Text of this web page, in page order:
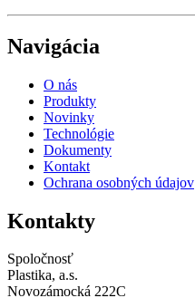
Navigácia
O nás
Produkty
Novinky
Technológie
Dokumenty
Kontakt
Ochrana osobných údajov
Kontakty
Spoločnosť
Plastika, a.s.
Novozámocká 222C